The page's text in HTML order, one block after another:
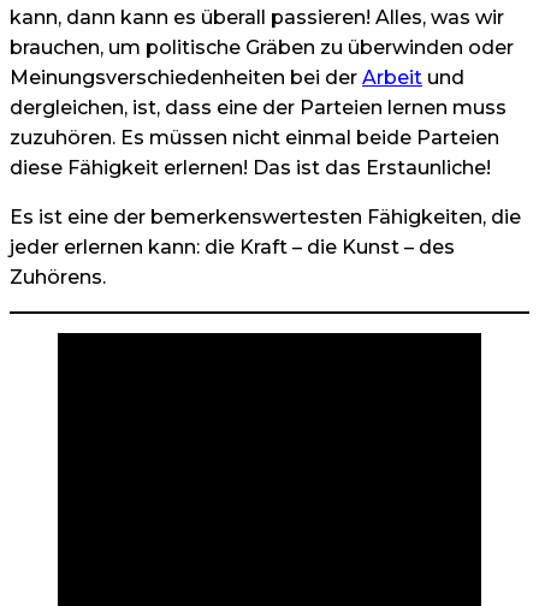
kann, dann kann es überall passieren! Alles, was wir
brauchen, um politische Gräben zu überwinden oder
Meinungsverschiedenheiten bei der Arbeit und
dergleichen, ist, dass eine der Parteien lernen muss
zuzuhören. Es müssen nicht einmal beide Parteien
diese Fähigkeit erlernen! Das ist das Erstaunliche!
Es ist eine der bemerkenswertesten Fähigkeiten, die
jeder erlernen kann: die Kraft – die Kunst – des
Zuhörens.